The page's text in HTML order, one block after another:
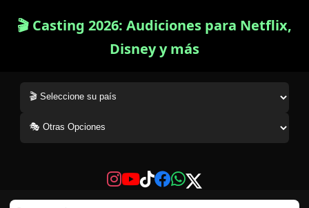
🎬 Casting 2026: Audiciones para Netflix,
Disney y más